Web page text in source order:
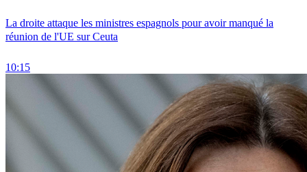
La droite attaque les ministres espagnols pour avoir manqué la
réunion de l'UE sur Ceuta
10:15